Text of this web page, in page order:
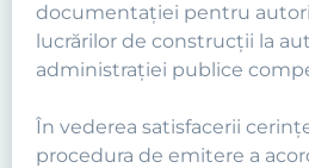
documentaţiei pentru
lucrărilor de construcţii la
administraţiei publice
În vederea satisfacerii
procedura de emitere a